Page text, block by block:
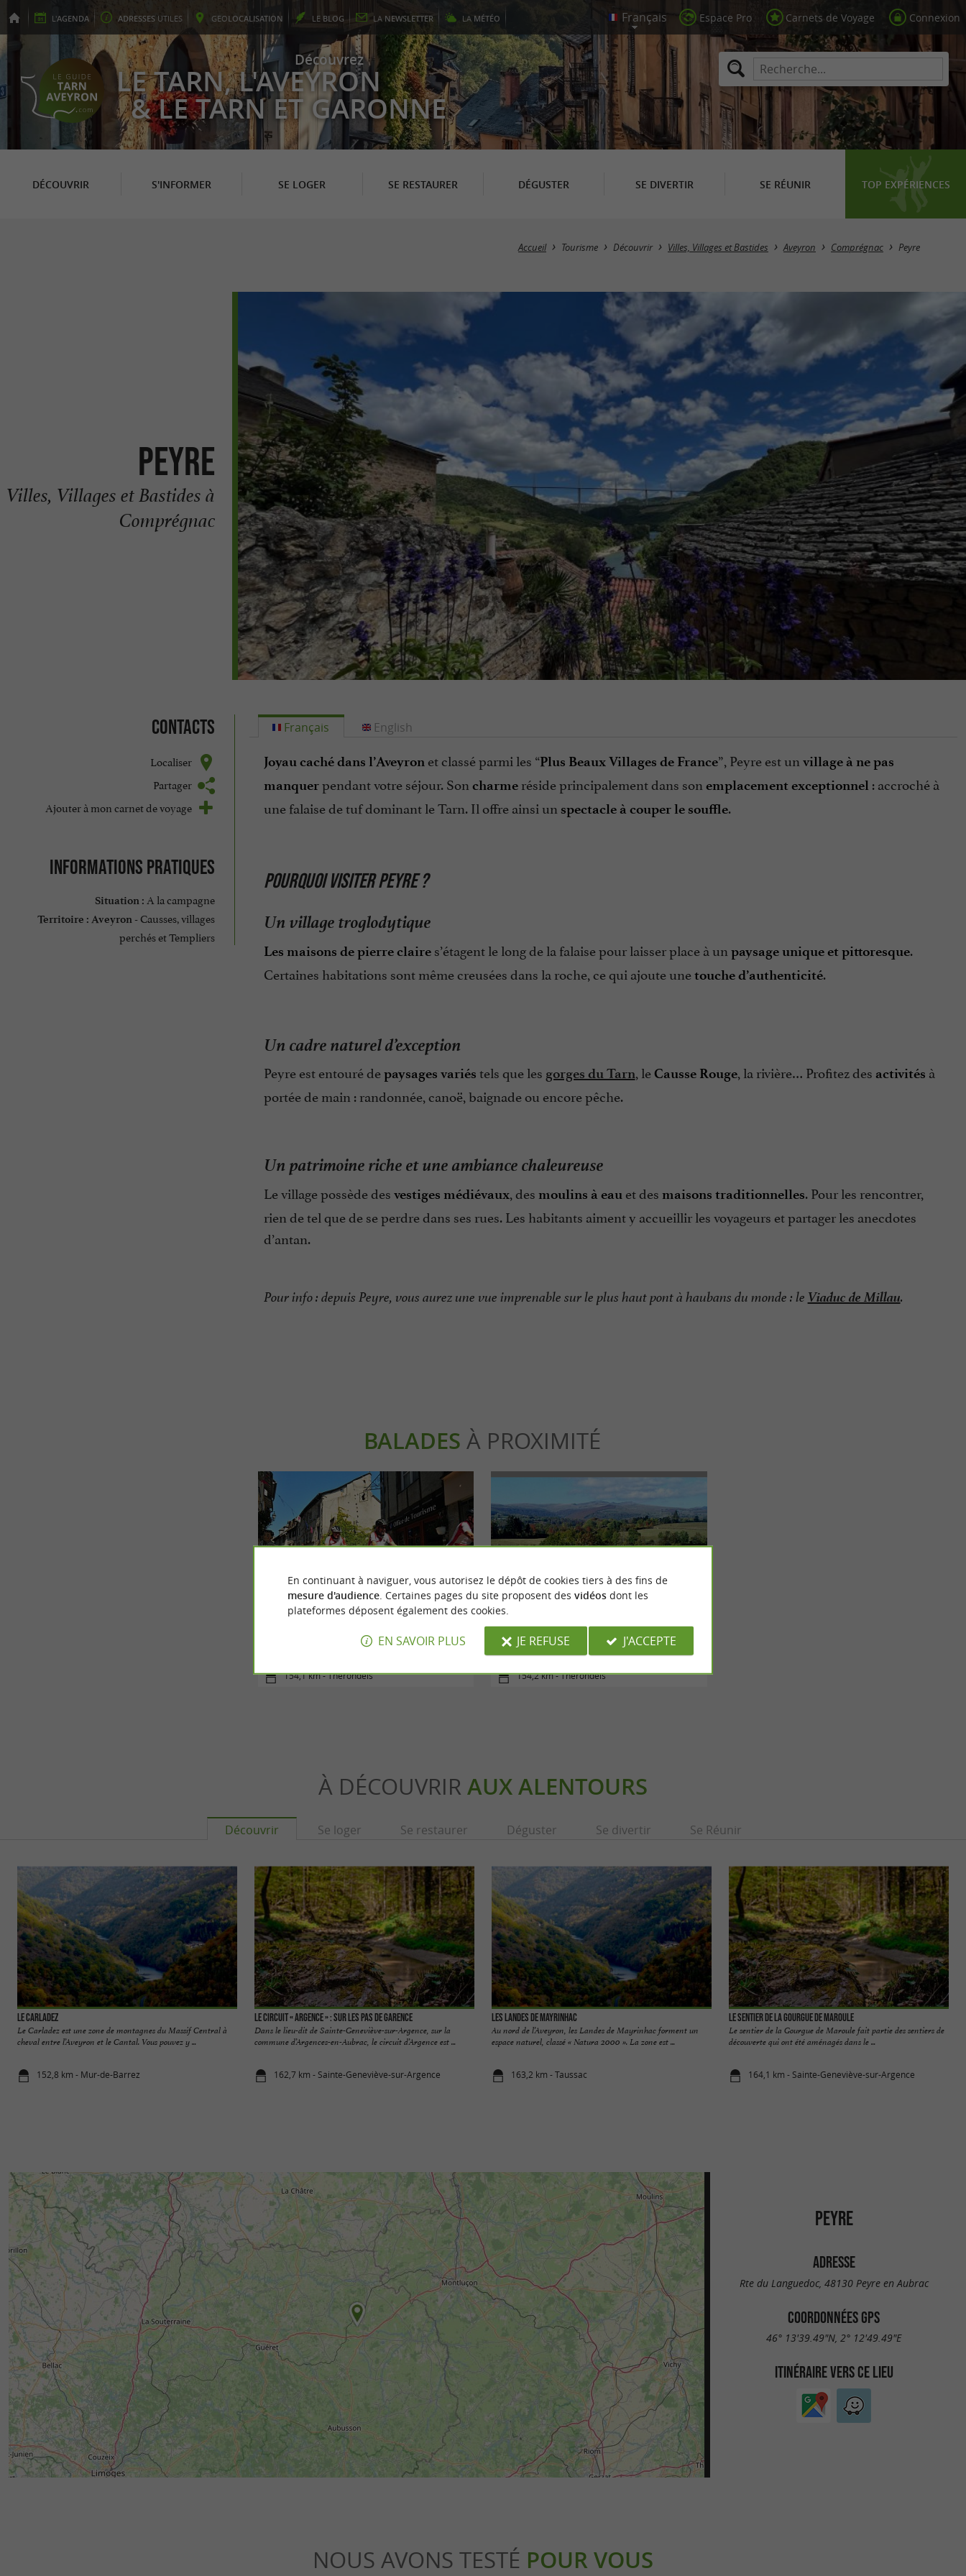
L'AGENDA ADRESSES UTILES GEOLOCALISATION LE BLOG LA NEWSLETTER LA MÉTÉO Espace Pro Carnets de Voyage Connexion
Découvrez
LE TARN, L'AVEYRON
& LE TARN ET GARONNE
DÉCOUVRIR S'INFORMER SE LOGER SE RESTAURER DÉGUSTER SE DIVERTIR SE RÉUNIR TOP EXPÉRIENCES
Accueil Tourisme Découvrir Villes, Villages et Bastides Aveyron Comprégnac Peyre
Peyre
Villes, Villages et Bastides à
Comprégnac
Contacts
Localiser
Partager
Ajouter à mon carnet de voyage
Informations pratiques
Situation : A la campagne
Territoire : Aveyron - Causses, villages
perchés et Templiers
Français
Joyau caché dans l’Aveyron et classé parmi les “Plus Beaux Villages de France”, Peyre est un village à ne pas
manquerpendant votre séjour. Son charmeréside principalement dans son emplacement exceptionnel : accroché à
une falaise de tuf dominant le Tarn. Il offre ainsi un spectacle à couper le souffle.
POURQUOI VISITER PEYRE ?
Un village troglodytique
Les maisons de pierre claires’étagent le long de la falaise pour laisser place à un paysage unique et pittoresque.
Certaines habitations sont même creusées dans la roche, ce qui ajoute unetouche d’authenticité.
Un cadre naturel d’exception
Peyre est entouré depaysages variés tels que les gorges du Tarn, leCausse Rouge, la rivière… Profitez des activités à
portée de main : randonnée, canoë, baignade ou encore pêche.
Un patrimoine riche et une ambiance chaleureuse
Le village possède des vestiges médiévaux, des moulins à eau et des maisons traditionnelles. Pour les rencontrer,
rien de tel que de se perdre dans ses rues. Les habitants aiment y accueillir les voyageurs et partager les anecdotes
d’antan.
Pour info : depuis Peyre, vous aurez une vue imprenable sur le plus haut pont à haubans du monde : le Viaduc de Millau.
English
BALADES À PROXIMITÉ
154,1 km - Thérondels
Le plateau de Thérondels
154,2 km - Thérondels
À DÉCOUVRIR AUX ALENTOURS
Découvrir Se loger Se restaurer Déguster Se divertir Se Réunir
Le Carladez
Le Carladez est une zone de montagnes du Massif Central à
cheval entre l’Aveyron et le Cantal. Vous pouvez y ...
152,8 km - Mur-de-Barrez
Le circuit « Argence » : sur les pas de Garence
Dans le lieu-dit de Sainte-Geneviève-sur-Argence, sur la
commune d’Argences-en-Aubrac, le circuit d’Argence est ...
162,7 km - Sainte-Geneviève-sur-Argence
Les Landes de Mayrinhac
Au nord de l’Aveyron, les Landes de Mayrinhac forment un
espace naturel, classé « Natura 2000 ». La zone est ...
163,2 km - Taussac
Le sentier de la Gourgue de Maroule
Le sentier de la Gourgue de Maroule fait partie des sentiers de
découverte qui ont été aménagés dans le ...
164,1 km - Sainte-Geneviève-sur-Argence
PEYRE
ADRESSE
Rte du Languedoc, 48130 Peyre en Aubrac
COORDONNÉES GPS
46° 13'39.49"N, 2° 12'49.49"E
ITINÉRAIRE VERS CE LIEU
NOUS AVONS TESTÉ POUR VOUS
En continuant à naviguer, vous autorisez le dépôt de cookies tiers à des fins de
mesure d'audience. Certaines pages du site proposent des vidéosdont les
plateformes déposent également des cookies.
EN SAVOIR PLUS JE REFUSE J'ACCEPTE